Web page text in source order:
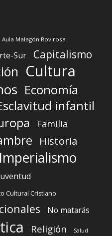
Aula Malagón Rovirosa
Sur Capitalismo
Cultura
Economía
infantil
Familia
Historia
Imperialismo
Cultural Cristiano
No matarás
Religión Salud